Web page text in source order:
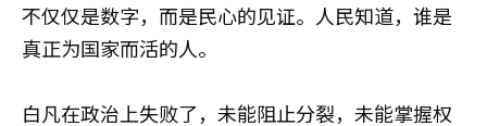
不仅仅是数字，而是民心的见证。人民知道，谁是
真正为国家而活的人。
白凡在政治上失败了，未能阻止分裂，未能掌握权